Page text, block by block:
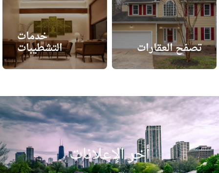
تصفح العقارات
خدمات
التشطيبات
أخر الإعلانات